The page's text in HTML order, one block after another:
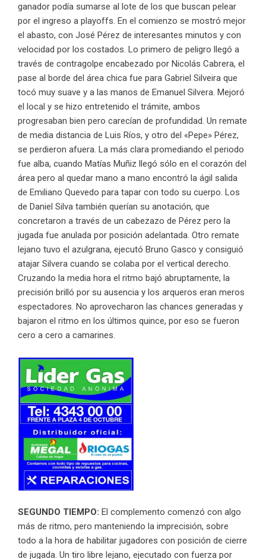
ganador podía sumarse al lote de los que buscan pelear
por el ingreso a playoffs. En el comienzo se mostró mejor
el abasto, con José Pérez de interesantes minutos y con
velocidad por los costados. Lo primero de peligro llegó a
través de contragolpe encabezado por Nicolás Cabrera, el
pase al borde del área chica fue para Gabriel Silveira que
tocó muy suave y a las manos de Emanuel Silvera. Mejoró
el local y se hizo entretenido el trámite, ambos
progresaban bien pero carecían de profundidad. Un remate
de media distancia de Luis Ríos, y otro del «Pepe» Pérez,
se perdieron afuera. La más clara promediando el periodo
fue alba, cuando Matías Muñiz llegó sólo en el corazón del
área pero al quedar mano a mano encontró la ágil salida
de Emiliano Quevedo para tapar con todo su cuerpo. Los
de Daniel Silva también querían su anotación, que
concretaron a través de un cabezazo de Pérez pero la
jugada fue anulada por posición adelantada. Otro remate
lejano tuvo el azulgrana, ejecutó Bruno Gasco y consiguió
atajar Silvera cuando se colaba por el vertical derecho.
Cruzando la media hora el ritmo bajó abruptamente, la
precisión brilló por su ausencia y los arqueros eran meros
espectadores. No aprovecharon las chances generadas y
bajaron el ritmo en los últimos quince, por eso se fueron
cero a cero a camarines.
SEGUNDO TIEMPO: El complemento comenzó con algo
más de ritmo, pero manteniendo la imprecisión, sobre
todo a la hora de habilitar jugadores con posición de cierre
de jugada. Un tiro libre lejano, ejecutado con fuerza por